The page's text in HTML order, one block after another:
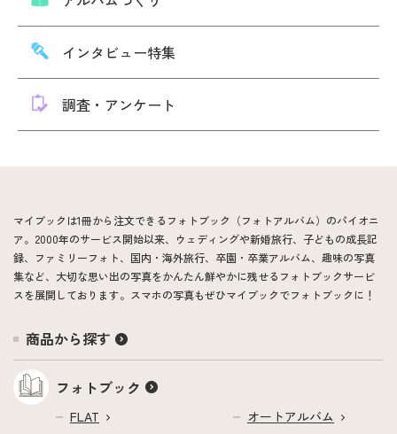
インタビュー特集
調査・アンケート
マイブックは1冊から注文できるフォトブック（フォトアルバム）のパイオニ
ア。2000年のサービス開始以来、ウェディングや新婚旅行、子どもの成長記
録、ファミリーフォト、国内・海外旅行、卒園・卒業アルバム、趣味の写真
集など、大切な思い出の写真をかんたん鮮やかに残せるフォトブックサービ
スを展開しております。スマホの写真もぜひマイブックでフォトブックに！
商品から探す
フォトブック
FLAT
オートアルバム